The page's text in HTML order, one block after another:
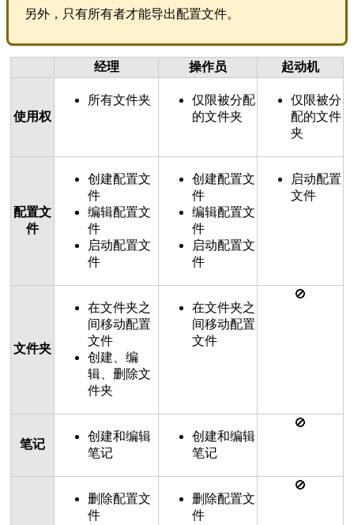
另外，只有所有者才能导出配置文件。
经理 操作员 起动机
使用权
所有文件夹
仅限被分配
的文件夹
仅限被分
配的文件
夹
配置文
件
创建配置文
件
编辑配置文
件
启动配置文
件
创建配置文
件
编辑配置文
件
启动配置文
件
启动配置
文件
文件夹
在文件夹之
间移动配置
文件
创建、编
辑、删除文
件夹
在文件夹之
间移动配置
文件
🚫
笔记
创建和编辑
笔记
创建和编辑
笔记
🚫
删除配置文
件
删除配置文
件
🚫